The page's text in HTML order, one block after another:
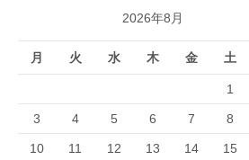
2026年8月
月 火 水 木 金 土
1
3 4 5 6 7 8
10 11 12 13 14 15